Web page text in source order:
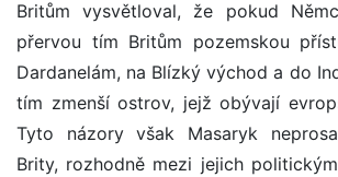
Britům vysvětloval, že pokud
přervou tím Britům pozemskou
Dardanelám, na Blízký východ a do
tím zmenší ostrov, jejž obývají
Tyto názory však Masaryk
Brity, rozhodně mezi jejich